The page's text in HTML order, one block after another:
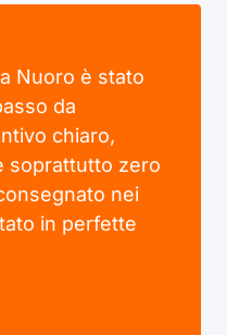
Nuoro è stato
da
chiaro,
soprattutto zero
nei
in perfette